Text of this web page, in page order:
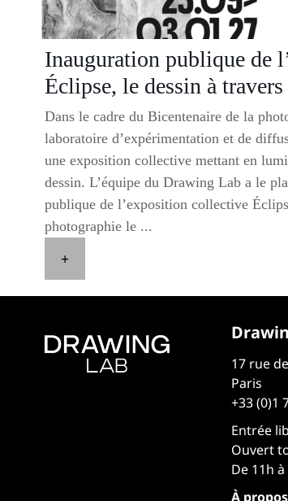
Inauguration publique de
Éclipse, le dessin à
Dans le cadre du Bicentenaire de la
laboratoire d’expérimentation et de
une exposition collective mettant en
dessin. L’équipe du Drawing Lab a le
publique de l’exposition collective
photographie le ...
+
17 rue
Paris
+33 (0)1
Entrée
Ouvert
De 11h
À propos